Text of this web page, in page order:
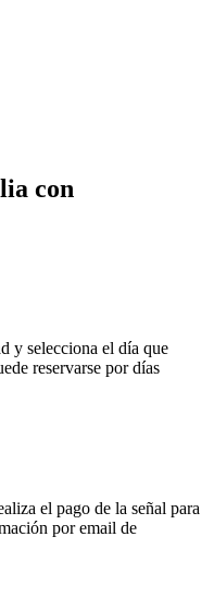
con
y selecciona el día que
reservarse por días
el pago de la señal para
por email de